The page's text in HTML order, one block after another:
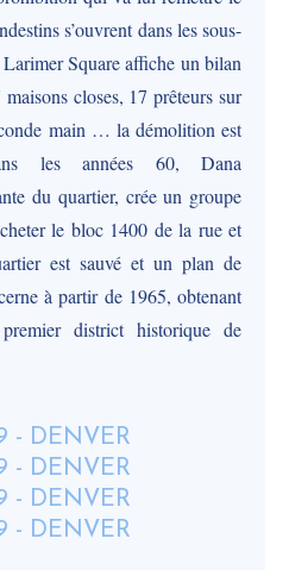
s’ouvrent dans les sous-
Square affiche un bilan
closes, 17 prêteurs sur
main … la démolition est
les années 60, Dana
du quartier, crée un groupe
le bloc 1400 de la rue et
est sauvé et un plan de
à partir de 1965, obtenant
district historique de